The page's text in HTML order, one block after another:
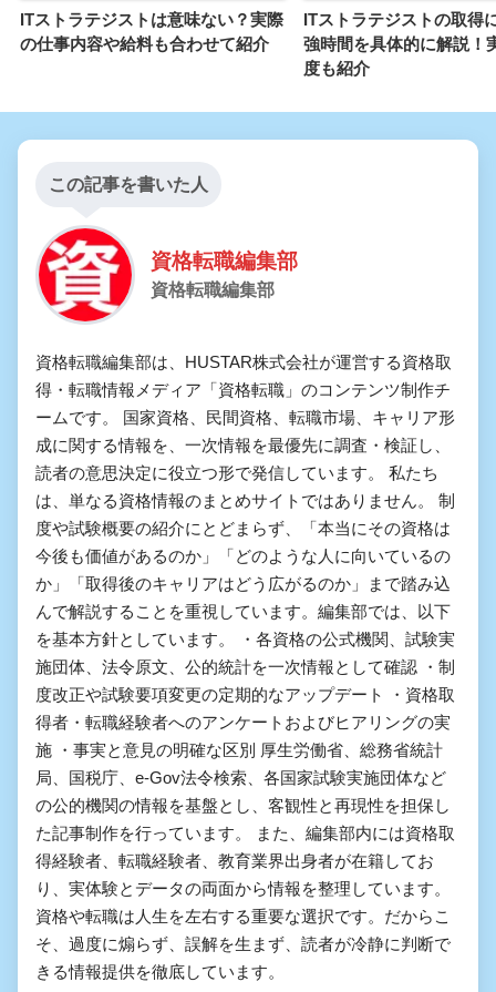
ITストラテジストは意味ない？実際
の仕事内容や給料も合わせて紹介
ITストラテジストの取得
強時間を具体的に解説！
度も紹介
この記事を書いた人
資格転職編集部
資格転職編集部
資格転職編集部は、HUSTAR株式会社が運営する資格取
得・転職情報メディア「資格転職」のコンテンツ制作チ
ームです。 国家資格、民間資格、転職市場、キャリア形
成に関する情報を、一次情報を最優先に調査・検証し、
読者の意思決定に役立つ形で発信しています。 私たち
は、単なる資格情報のまとめサイトではありません。 制
度や試験概要の紹介にとどまらず、「本当にその資格は
今後も価値があるのか」「どのような人に向いているの
か」「取得後のキャリアはどう広がるのか」まで踏み込
んで解説することを重視しています。編集部では、以下
を基本方針としています。 ・各資格の公式機関、試験実
施団体、法令原文、公的統計を一次情報として確認 ・制
度改正や試験要項変更の定期的なアップデート ・資格取
得者・転職経験者へのアンケートおよびヒアリングの実
施 ・事実と意見の明確な区別 厚生労働省、総務省統計
局、国税庁、e-Gov法令検索、各国家試験実施団体など
の公的機関の情報を基盤とし、客観性と再現性を担保し
た記事制作を行っています。 また、編集部内には資格取
得経験者、転職経験者、教育業界出身者が在籍してお
り、実体験とデータの両面から情報を整理しています。
資格や転職は人生を左右する重要な選択です。だからこ
そ、過度に煽らず、誤解を生まず、読者が冷静に判断で
きる情報提供を徹底しています。